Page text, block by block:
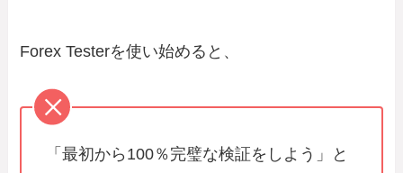
Forex Testerを使い始めると、
「最初から100％完璧な検証をしよう」と